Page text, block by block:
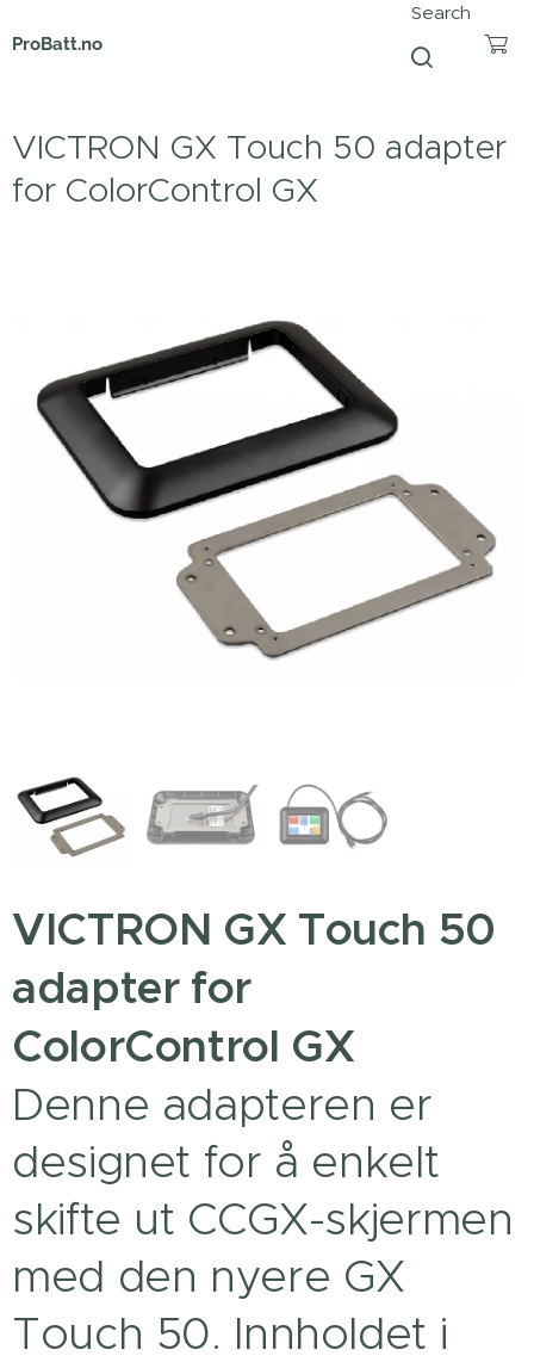
ProBatt.no
Search
VICTRON GX Touch 50 adapter
for ColorControl GX
VICTRON GX Touch 50
adapter for
ColorControl GX
Denne adapteren er
designet for å enkelt
skifte ut CCGX-skjermen
med den nyere GX
Touch 50. Innholdet i